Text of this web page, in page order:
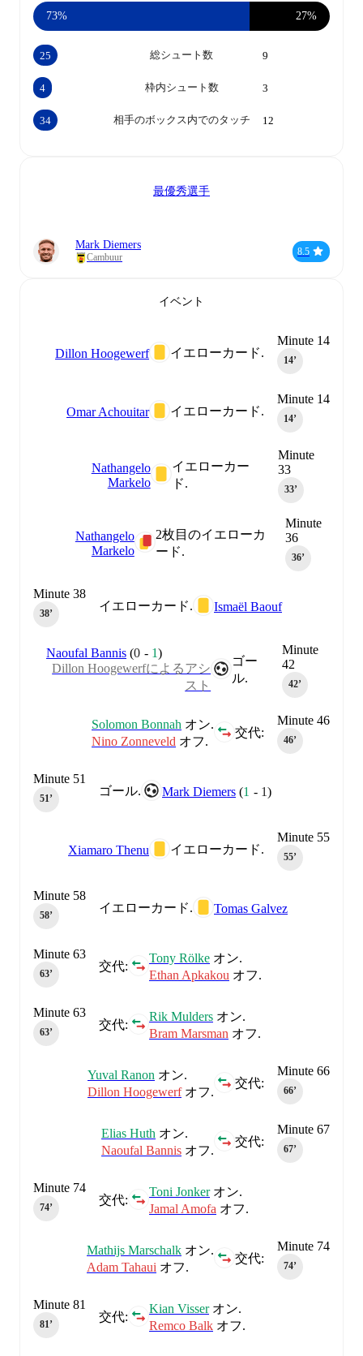
73% 27%
総シュート数
25 9
枠内シュート数
4 3
相手のボックス内でのタッチ
34 12
最優秀選手
Mark Diemers
Cambuur
8.5
イベント
Minute 14
14‎’‎
イエローカード.
Dillon Hoogewerf
Minute 14
14‎’‎
イエローカード.
Omar Achouitar
Minute
33
33‎’‎
イエローカー
ド.
Nathangelo
Markelo
Minute
36
36‎’‎
2枚目のイエローカ
ード.
Nathangelo
Markelo
イエローカード. Ismaël Baouf
Minute 38
38‎’‎
Minute
42
42‎’‎
ゴー
ル.
Naoufal Bannis (0 - 1)
Dillon Hoogewerfによるアシ
スト
Minute 46
46‎’‎
交代:
Solomon Bonnah オン.
Nino Zonneveld オフ.
ゴール. Mark Diemers (1 - 1)
Minute 51
51‎’‎
Minute 55
55‎’‎
イエローカード.
Xiamaro Thenu
イエローカード. Tomas Galvez
Minute 58
58‎’‎
交代:
Tony Rölke オン.
Ethan Apkakou オフ.
Minute 63
63‎’‎
交代:
Rik Mulders オン.
Bram Marsman オフ.
Minute 63
63‎’‎
Minute 66
66‎’‎
交代:
Yuval Ranon オン.
Dillon Hoogewerfオフ.
Minute 67
67‎’‎
交代:
Elias Huth オン.
Naoufal Bannis オフ.
交代:
Toni Jonkerオン.
Jamal Amofa オフ.
Minute 74
74‎’‎
Minute 74
74‎’‎
交代:
Mathijs Marschalk オン.
Adam Tahaui オフ.
交代:
Kian Visserオン.
Remco Balk オフ.
Minute 81
81‎’‎